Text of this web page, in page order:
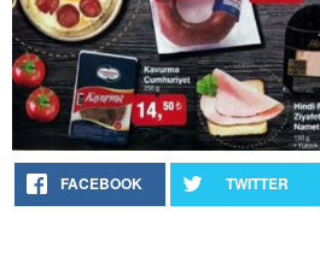
FACEBOOK TWITTER